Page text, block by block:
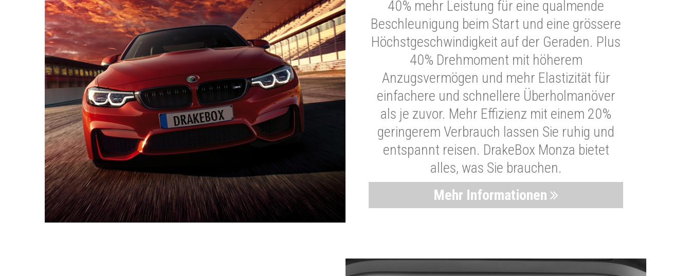
40% mehr Leistung für eine qualmende
Beschleunigung beim Start und eine grössere
Höchstgeschwindigkeit auf der Geraden. Plus
40% Drehmoment mit höherem
Anzugsvermögen und mehr Elastizität für
einfachere und schnellere Überholmanöver
als je zuvor. Mehr Effizienz mit einem 20%
geringerem Verbrauch lassen Sie ruhig und
entspannt reisen. DrakeBox Monza bietet
alles, was Sie brauchen.
Mehr Informationen